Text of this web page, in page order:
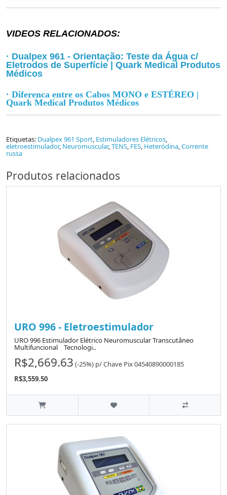
VIDEOS RELACIONADOS:
· Dualpex 961 - Orientação: Teste da Água c/
Eletrodos de Superfície | Quark Medical Produtos
Médicos
· Diferença entre os Cabos MONO e ESTÉREO |
Quark Medical Produtos Médicos
Etiquetas: Dualpex 961 Sport, Estimuladores Elétricos,
eletroestimulador, Neuromuscular,TENS, FES, Heteródina,Corrente
russa
Produtos relacionados
URO 996 - Eletroestimulador
URO 996 Estimulador Elétrico Neuromuscular Transcutâneo
Multifuncional Tecnologi..
R$2,669.63 (-25%) p/Chave Pix 04540890000185
R$3,559.50